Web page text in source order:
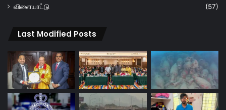
விளையாட்டு
(57)
Last Modified Posts